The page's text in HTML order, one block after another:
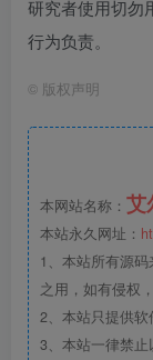
研究者使用切勿
行为负责。
© 版权声明
本网站名称： 艾
本站永久网址：
1、本站所有源
之用，如有侵权
2、本站只提供软
3、本站一律禁